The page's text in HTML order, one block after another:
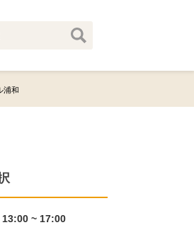
浦和
13:00 ~ 17:00